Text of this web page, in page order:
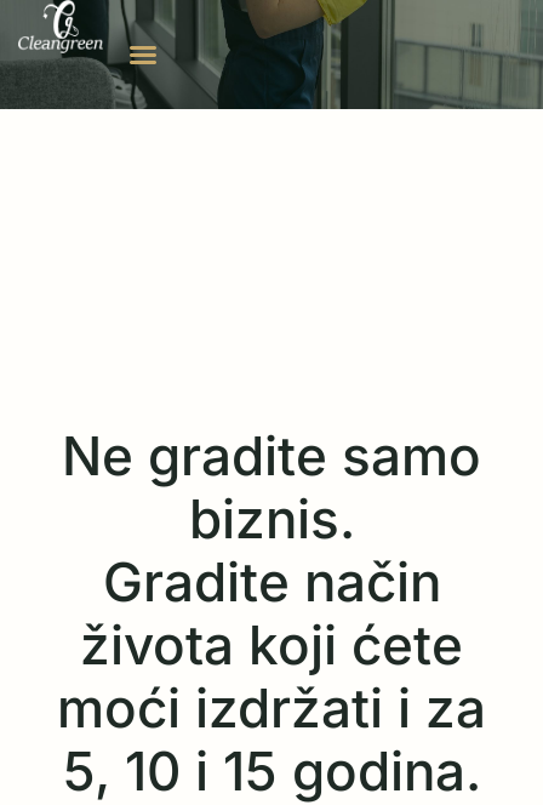
Ne gradite samo
biznis.
Gradite način
života koji ćete
moći izdržati i za
5, 10 i 15 godina.